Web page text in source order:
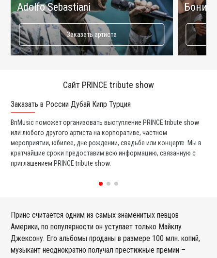
Adolfo Sebastiani
Заказать артиста
Бони М
Сайт PRINCE tribute show
Заказать в России Дубай Кипр Турция
BnMusic поможет организовать выступление PRINCE tribute show
или любого другого артиста на корпоративе, частном
мероприятии, юбилее, дне рождении, свадьбе или концерте. Мы в
кратчайшие сроки предоставим всю информацию, связанную с
приглашением PRINCE tribute show.
Принс считается одним из самых знаменитых певцов
Америки, по популярности он уступает только Майклу
Джексону. Его альбомы проданы в размере 100 млн. копий,
музыкант неоднократно получал престижные премии –